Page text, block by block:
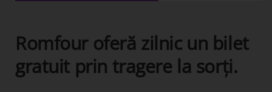
Romfour oferă zilnic un bilet
gratuit prin tragere la sorți.